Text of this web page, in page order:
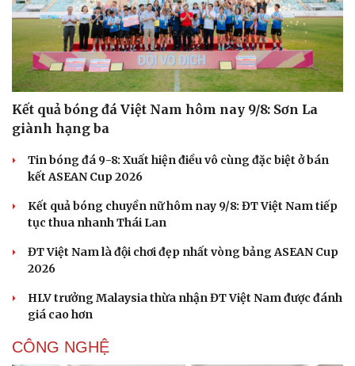
Du lịch
Săn Tour
check-in
Podcast
Câu chuyện thời sự
Đọc truyện đêm khuya
Cửa sổ tình yêu
Kể chuyện cho bé
Hạt giống tâm hồn
Kết quả bóng đá Việt Nam hôm nay 9/8: Sơn La
giành hạng ba
Tin bóng đá 9-8: Xuất hiện điều vô cùng đặc biệt ở bán
kết ASEAN Cup 2026
Kết quả bóng chuyền nữ hôm nay 9/8: ĐT Việt Nam tiếp
tục thua nhanh Thái Lan
ĐT Việt Nam là đội chơi đẹp nhất vòng bảng ASEAN Cup
2026
HLV trưởng Malaysia thừa nhận ĐT Việt Nam được đánh
giá cao hơn
CÔNG NGHỆ